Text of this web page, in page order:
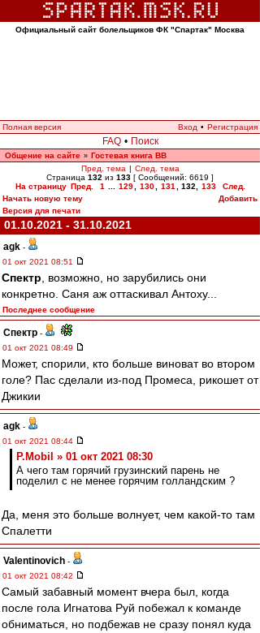
Официальный сайт болельщиков ФК "Спартак" Москва
Полная версия Вход • Регистрация
FAQ • Поиск
Общение на сайте » Гостевая книга ВВ
Пред. тема | След. тема
Страница 132 из 133 [ Сообщений: 6619 ]
На страницу Пред. 1 129 130 131 132 133
След.
Начать новую тему
Добавить
Версия для печати
01.10.2021 - 31.10.2021
agk -
01 окт 2021 08:51
Спектр , возможно, но зарубились они
конкретно. Саня аж оттаскивал Антоху...
Последнее сообщение
Спектр -
01 окт 2021 08:49
Может, спорили, кто больше виноват во втором
голе? Пас сделали из-под Промеса, рикошет от
Джикии
agk -
01 окт 2021 08:44
P.Mobil » 01 окт 2021 08:30
А чего там горячий грузинский парень не
поделил с не менее горячим голландским ?
Да, меня это больше волнует, чем какой-то там
Спалетти
Valentinovich -
01 окт 2021 08:42
Самый забавный момент вчера был, когда
после гола Игнатова Руй побежал к команде
обниматься, но подбежав не сразу понял куда